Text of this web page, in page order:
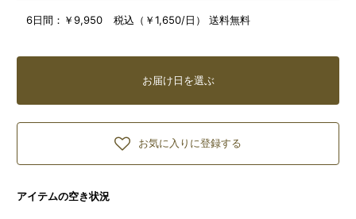
6日間： ￥9,950 税込（￥1,650/日） 送料無料
お届け日を選ぶ
お気に入りに登録する
アイテムの空き状況